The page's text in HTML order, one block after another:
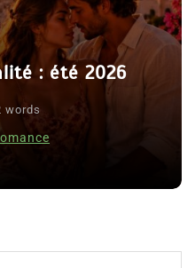
: été 2026
words